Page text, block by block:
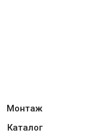
Монтаж
Каталог